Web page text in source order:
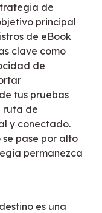
de
principal
de eBook
clave como
de
tus pruebas
ruta de
y conectado.
pase por alto
permanezca
es una